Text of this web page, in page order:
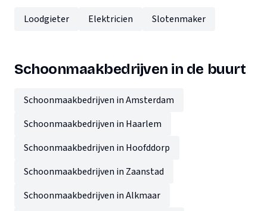
Loodgieter Elektricien Slotenmaker
Schoonmaakbedrijven in de buurt
Schoonmaakbedrijven in Amsterdam
Schoonmaakbedrijven in Haarlem
Schoonmaakbedrijven in Hoofddorp
Schoonmaakbedrijven in Zaanstad
Schoonmaakbedrijven in Alkmaar